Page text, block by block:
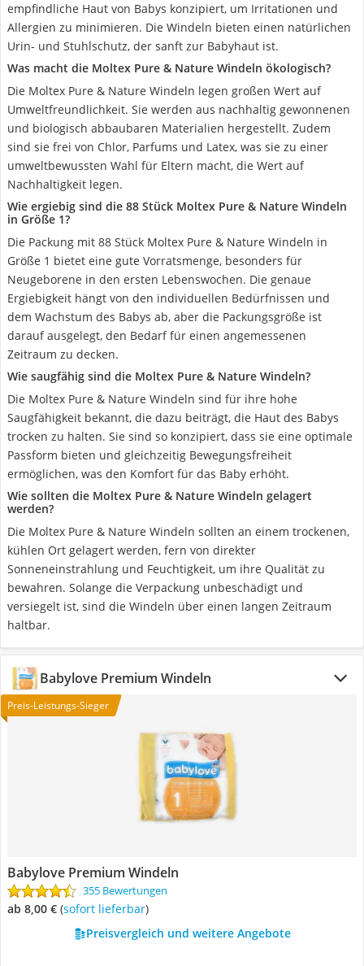
empfindliche Haut von Babys konzipiert, um Irritationen und
Allergien zu minimieren. Die Windeln bieten einen natürlichen
Urin- und Stuhlschutz, der sanft zur Babyhaut ist.
Was macht die Moltex Pure & Nature Windeln ökologisch?
Die Moltex Pure & Nature Windeln legen großen Wert auf
Umweltfreundlichkeit. Sie werden aus nachhaltig gewonnenen
und biologisch abbaubaren Materialien hergestellt. Zudem
sind sie frei von Chlor, Parfums und Latex, was sie zu einer
umweltbewussten Wahl für Eltern macht, die Wert auf
Nachhaltigkeit legen.
Wie ergiebig sind die 88 Stück Moltex Pure & Nature Windeln
in Größe 1?
Die Packung mit 88 Stück Moltex Pure & Nature Windeln in
Größe 1 bietet eine gute Vorratsmenge, besonders für
Neugeborene in den ersten Lebenswochen. Die genaue
Ergiebigkeit hängt von den individuellen Bedürfnissen und
dem Wachstum des Babys ab, aber die Packungsgröße ist
darauf ausgelegt, den Bedarf für einen angemessenen
Zeitraum zu decken.
Wie saugfähig sind die Moltex Pure & Nature Windeln?
Die Moltex Pure & Nature Windeln sind für ihre hohe
Saugfähigkeit bekannt, die dazu beiträgt, die Haut des Babys
trocken zu halten. Sie sind so konzipiert, dass sie eine optimale
Passform bieten und gleichzeitig Bewegungsfreiheit
ermöglichen, was den Komfort für das Baby erhöht.
Wie sollten die Moltex Pure & Nature Windeln gelagert
werden?
Die Moltex Pure & Nature Windeln sollten an einem trockenen,
kühlen Ort gelagert werden, fern von direkter
Sonneneinstrahlung und Feuchtigkeit, um ihre Qualität zu
bewahren. Solange die Verpackung unbeschädigt und
versiegelt ist, sind die Windeln über einen langen Zeitraum
haltbar.
Babylove Premium Windeln
Preis-Leistungs-Sieger
Babylove Premium Windeln
355 Bewertungen
ab 8,00 € ( Sofort lieferbar)
Preisvergleich und weitere Angebote